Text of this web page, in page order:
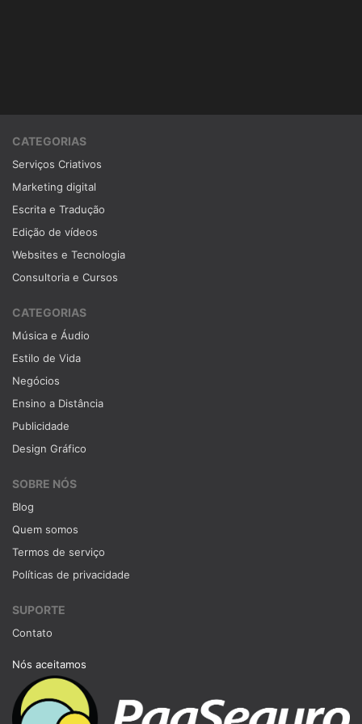
CATEGORIAS
Serviços Criativos
Marketing digital
Escrita e Tradução
Edição de vídeos
Websites e Tecnologia
Consultoria e Cursos
CATEGORIAS
Música e Áudio
Estilo de Vida
Negócios
Ensino a Distância
Publicidade
Design Gráfico
SOBRE NÓS
Blog
Quem somos
Termos de serviço
Políticas de privacidade
SUPORTE
Contato
Nós aceitamos